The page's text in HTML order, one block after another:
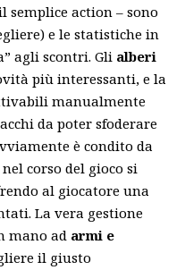
semplice action – sono
e le statistiche in
agli scontri. Gli alberi
più interessanti, e la
manualmente
da poter sfoderare
è condito da
corso del gioco si
al giocatore una
La vera gestione
mano ad armi e
il giusto